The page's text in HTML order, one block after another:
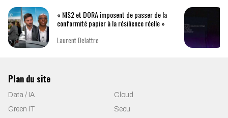
« NIS2 et DORA imposent de passer de la
conformité papier à la résilience réelle »
Laurent Delattre
Plan du site
Data / IA
Cloud
Green IT
Secu